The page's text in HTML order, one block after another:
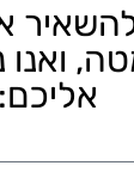
להשאיר
ואנו
אליכם: